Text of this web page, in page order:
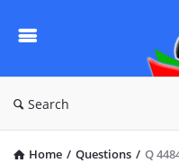
Search
Home / Questions / Q